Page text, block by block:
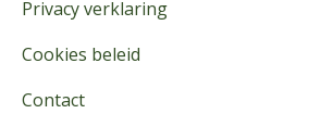
Privacy verklaring
Cookies beleid
Contact